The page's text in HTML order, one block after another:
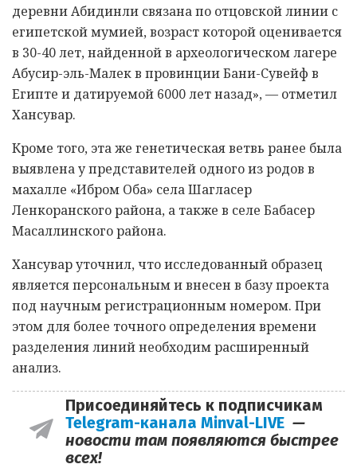
деревни Абидинли связана по отцовской линии с
египетской мумией, возраст которой оценивается
в 30-40 лет, найденной в археологическом лагере
Абусир-эль-Малек в провинции Бани-Сувейф в
Египте и датируемой 6000 лет назад», — отметил
Хансувар.
Кроме того, эта же генетическая ветвь ранее была
выявлена у представителей одного из родов в
махалле «Ибром Оба» села Шагласер
Ленкоранского района, а также в селе Бабасер
Масаллинского района.
Хансувар уточнил, что исследованный образец
является персональным и внесен в базу проекта
под научным регистрационным номером. При
этом для более точного определения времени
разделения линий необходим расширенный
анализ.
Присоединяйтесь к подписчикам
Telegram-канала Minval-LIVE —
новости там появляются быстрее
всех!